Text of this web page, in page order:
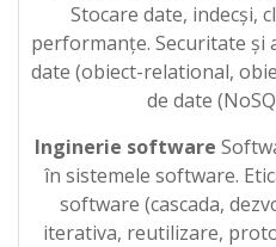
Stocare date, indecși,
performanțe. Securitate și
date (obiect-relational,
de date
Inginerie software
în sistemele software.
software (cascada,
iterativa, reutilizare,